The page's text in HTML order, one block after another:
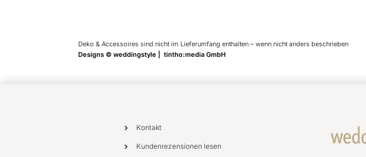
Deko & Accessoires sind nicht im Lieferumfang enthalten – wenn nicht anders beschrieben
Designs © weddingstyle | tintho:media GmbH
Kontakt
Kundenrezensionen lesen